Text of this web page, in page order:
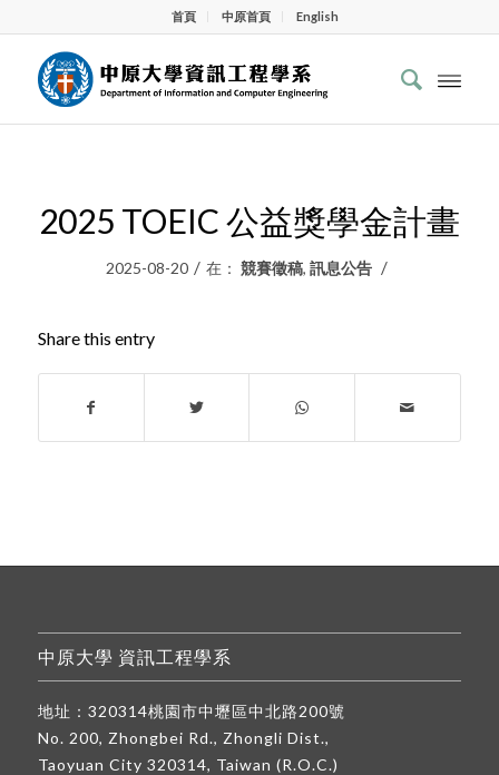
首頁 中原首頁 English
2025 TOEIC 公益獎學金計畫
2025-08-20 / 在： 競賽徵稿, 訊息公告 /
Share this entry
中原大學 資訊工程學系
地址：320314桃園市中壢區中北路200號
No. 200, Zhongbei Rd., Zhongli Dist.,
Taoyuan City 320314, Taiwan (R.O.C.)